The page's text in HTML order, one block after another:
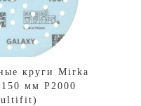
круги Mirka
мм P2000